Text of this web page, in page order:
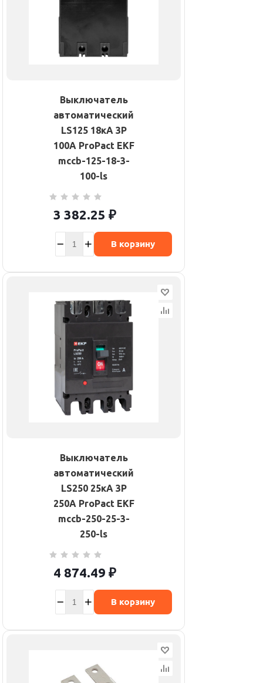
Выключатель
автоматический
LS125 18кА 3P
100А ProPact EKF
mccb-125-18-3-
100-ls
3 382.25 ₽
В корзину
Выключатель
автоматический
LS250 25кА 3P
250А ProPact EKF
mccb-250-25-3-
250-ls
4 874.49 ₽
В корзину